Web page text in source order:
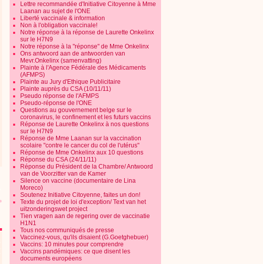
Lettre recommandée d'Initiative Citoyenne à Mme
Laanan au sujet de l'ONE
Liberté vaccinale & information
Non à l'obligation vaccinale!
Notre réponse à la réponse de Laurette Onkelinx
sur le H7N9
Notre réponse à la "réponse" de Mme Onkelinx
Ons antwoord aan de antwoorden van
Mevr.Onkelinx (samenvatting)
Plainte à l'Agence Fédérale des Médicaments
(AFMPS)
Plainte au Jury d'Ethique Publicitaire
Plainte auprès du CSA (10/11/11)
Pseudo réponse de l'AFMPS
Pseudo-réponse de l'ONE
Questions au gouvernement belge sur le
coronavirus, le confinement et les futurs vaccins
Réponse de Laurette Onkelinx à nos questions
sur le H7N9
Réponse de Mme Laanan sur la vaccination
scolaire "contre le cancer du col de l'utérus"
Réponse de Mme Onkelinx aux 10 questions
Réponse du CSA (24/11/11)
Réponse du Président de la Chambre/ Antwoord
van de Voorzitter van de Kamer
Silence on vaccine (documentaire de Lina
Moreco)
Soutenez Initiative Citoyenne, faites un don!
Texte du projet de loi d'exception/ Text van het
uitzonderingswet project
Tien vragen aan de regering over de vaccinatie
H1N1
Tous nos communiqués de presse
Vaccinez-vous, qu'ils disaient (G.Goetghebuer)
Vaccins: 10 minutes pour comprendre
Vaccins pandémiques: ce que disent les
documents européens